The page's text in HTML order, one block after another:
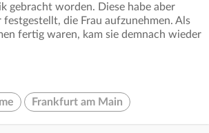
gebracht worden. Diese habe aber
die Frau aufzunehmen. Als
fertig waren, kam sie demnach wieder
Frankfurt am Main